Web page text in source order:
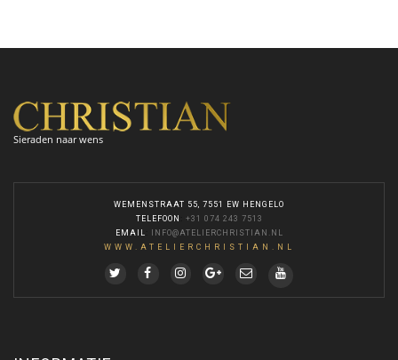
Sieraden naar wens
WEMENSTRAAT 55, 7551 EW HENGELO
TELEFOON
+31 074 243 7513
EMAIL
INFO@ATELIERCHRISTIAN.NL
WWW.ATELIERCHRISTIAN.NL